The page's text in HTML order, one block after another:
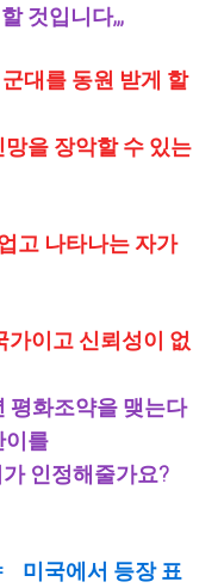
니다,,,
대를 동원 받게 할
할 수 있는
나는 자가
고 신뢰성이 없
평화조약을 맺는다
이를
해줄가요?
국에서 등장 표